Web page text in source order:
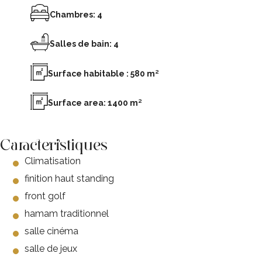
Chambres: 4
Salles de bain: 4
Surface habitable : 580 m²
Surface area: 1400 m²
Caracteristiques
Climatisation
finition haut standing
front golf
hamam traditionnel
salle cinéma
salle de jeux